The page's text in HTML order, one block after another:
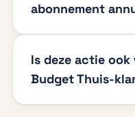
abonnement
Is deze actie
Budget Thuis-